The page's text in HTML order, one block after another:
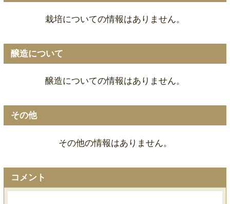
栽培についての情報はありません。
醸造について
醸造についての情報はありません。
その他
その他の情報はありません。
コメント